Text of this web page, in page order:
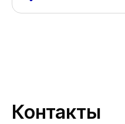
Контакты